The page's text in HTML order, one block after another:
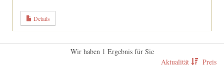
Details
Wir haben 1 Ergebnis für Sie
Aktualität
Preis